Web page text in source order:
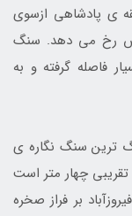
ی پادشاهی ازسوی
رخ می دهد. سنگ
فاصله گرفته و به
ترین سنگ نگاره ی
تقریبی چهار متر است
بر فراز صخره